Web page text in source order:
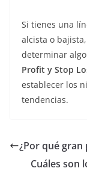
Si tienes una
alcista o
determinar
Profit y Stop
establecer los
tendencias.
¿Por qué
Cuáles son